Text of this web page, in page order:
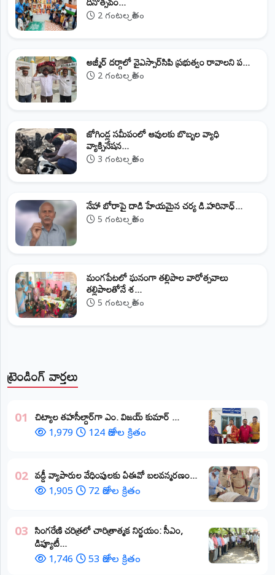
ట్రెండింగ్ వార్తలు
01 ​చిట్యాల తహసీల్దార్‌గా ఎం. విజయ్ కుమార్ ...
1,979 124 రోజుల క్రితం
02 వడ్డీ వ్యాపారుల వేధింపులకు ఏఈవో బలవన్మరణం...
1,905 72 రోజుల క్రితం
03 ​సింగరేణి చరిత్రలో చారిత్రాత్మక నిర్ణయం: సీఎం,
డిప్యూటీ...
1,746 53 రోజుల క్రితం
2 గంటల క్రితం
అజ్మీర్ దర్గాలో వైఎస్సార్‌సిపి ప్రభుత్వం రావాలని ప...
2 గంటల క్రితం
జోగిండ్ల సమీపంలో ఆవులకు బొబ్బల వ్యాధి
వ్యాక్సినేషన...
3 గంటల క్రితం
నేహా బోరాపై దాడి హేయమైన చర్య డి.హరినాధ్...
5 గంటల క్రితం
మంగపేటలో ఘనంగా తల్లిపాల వారోత్సవాలు
తల్లిపాలతోనే శ...
5 గంటల క్రితం